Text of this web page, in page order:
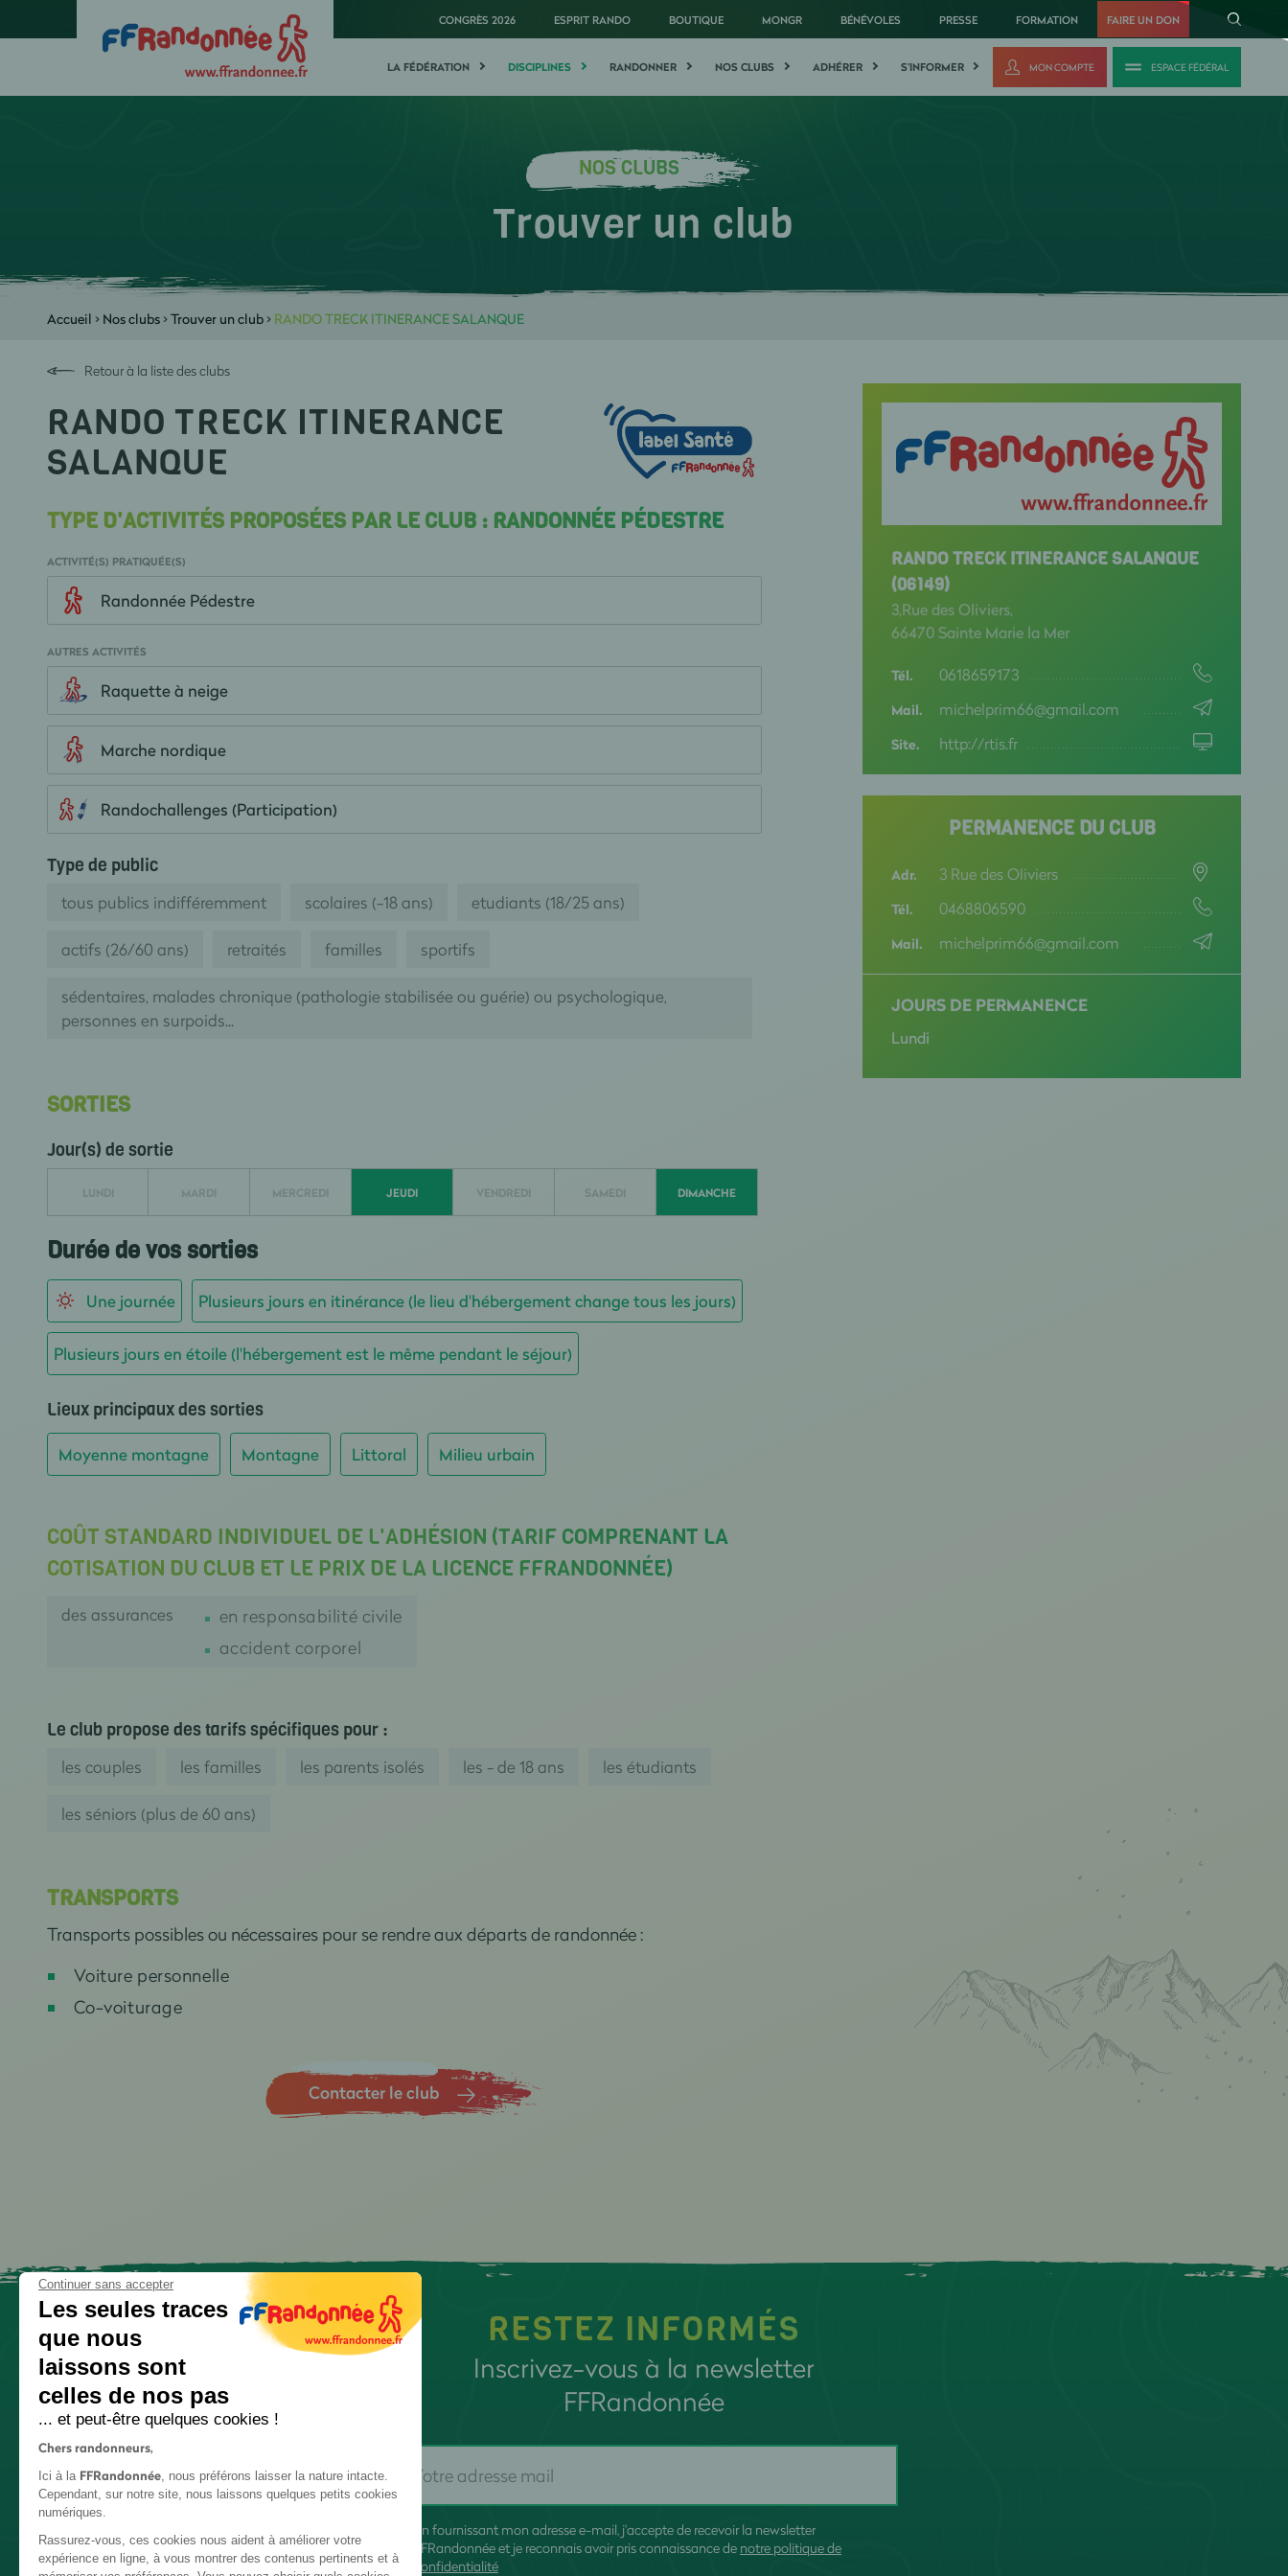
CONGRÈS 2026 ESPRIT RANDO BOUTIQUE MONGR BÉNÉVOLES PRESSE FORMATION FAIRE UN DON
LA FÉDÉRATION DISCIPLINES RANDONNER NOS CLUBS ADHÉRER S'INFORMER MON COMPTE ESPACE FÉDÉRAL
NOS CLUBS
Trouver un club
Accueil > Nos clubs>Trouver un club> RANDO TRECK ITINERANCE SALANQUE
Retour à la liste des clubs
RANDO TRECK ITINERANCE
SALANQUE
TYPE D'ACTIVITÉS PROPOSÉES PAR LE CLUB : RANDONNÉE PÉDESTRE
ACTIVITÉ(S) PRATIQUÉE(S)
Randonnée Pédestre
AUTRES ACTIVITÉS
Raquette à neige
Marche nordique
Randochallenges (Participation)
Type de public
tous publics indifféremment scolaires (-18 ans) etudiants (18/25 ans)
actifs (26/60 ans) retraités familles sportifs
sédentaires, malades chronique (pathologie stabilisée ou guérie) ou psychologique,
personnes en surpoids...
SORTIES
Jour(s) de sortie
LUNDI MARDI MERCREDI JEUDI VENDREDI SAMEDI DIMANCHE
Durée de vos sorties
Une journée Plusieurs jours en itinérance (le lieu d'hébergement change tous les jours)
Plusieurs jours en étoile (l'hébergement est le même pendant le séjour)
Lieux principaux des sorties
Moyenne montagne Montagne Littoral Milieu urbain
COÛT STANDARD INDIVIDUEL DE L'ADHÉSION (TARIF COMPRENANT LA
COTISATION DU CLUB ET LE PRIX DE LA LICENCE FFRANDONNÉE)
des assurances
en responsabilité civile
accident corporel
Le club propose des tarifs spécifiques pour :
les couples les familles les parents isolés les - de 18 ans les étudiants
les séniors (plus de 60 ans)
TRANSPORTS
Transports possibles ou nécessaires pour se rendre aux départs de randonnée :
Voiture personnelle
Co-voiturage
Contacter le club
RANDO TRECK ITINERANCE SALANQUE
(06149)
3,Rue des Oliviers,
66470 Sainte Marie la Mer
Tél. 0618659173
Mail. michelprim66@gmail.com
Site. http://rtis.fr
PERMANENCE DU CLUB
Adr. 3 Rue des Oliviers
Tél. 0468806590
Mail. michelprim66@gmail.com
JOURS DE PERMANENCE
Lundi
RESTEZ INFORMÉS
Inscrivez-vous à la newsletter
FFRandonnée
En fournissant mon adresse e-mail, j'accepte de recevoir la newsletter
FFRandonnée et je reconnais avoir pris connaissance de notre politique de
confidentialité
Continuer sans accepter
Les seules traces
que nous
laissons sont
celles de nos pas
... et peut-être quelques cookies !
Chers randonneurs,
Ici à la FFRandonnée, nous préférons laisser la nature intacte.
Cependant, sur notre site, nous laissons quelques petits cookies
numériques.
Rassurez-vous, ces cookies nous aident à améliorer votre
expérience en ligne, à vous montrer des contenus pertinents et à